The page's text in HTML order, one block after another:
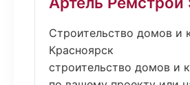
Строительство домов и
Красноярск
строительство домов и